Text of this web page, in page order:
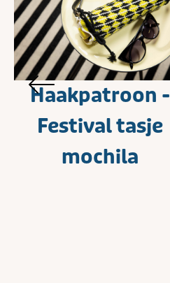
Haakpatroon -
Festival tasje
mochila